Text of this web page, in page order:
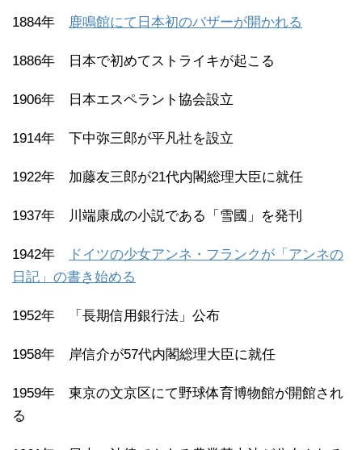
1884年 鹿鳴館にて日本初のバザーが開かれる
1886年 日本で初めてストライキが起こる
1906年 日本エスペラント協会設立
1914年 下中弥三郎が平凡社を設立
1922年 加藤友三郎が21代内閣総理大臣に就任
1937年 川端康成の小説である「雪國」を発刊
1942年
ドイツの少女アンネ・フランクが「アンネの
日記」の書き始める
1952年 「長期信用銀行法」公布
1958年 岸信介が57代内閣総理大臣に就任
1959年 東京の文京区にて野球体育博物館が開館され
る